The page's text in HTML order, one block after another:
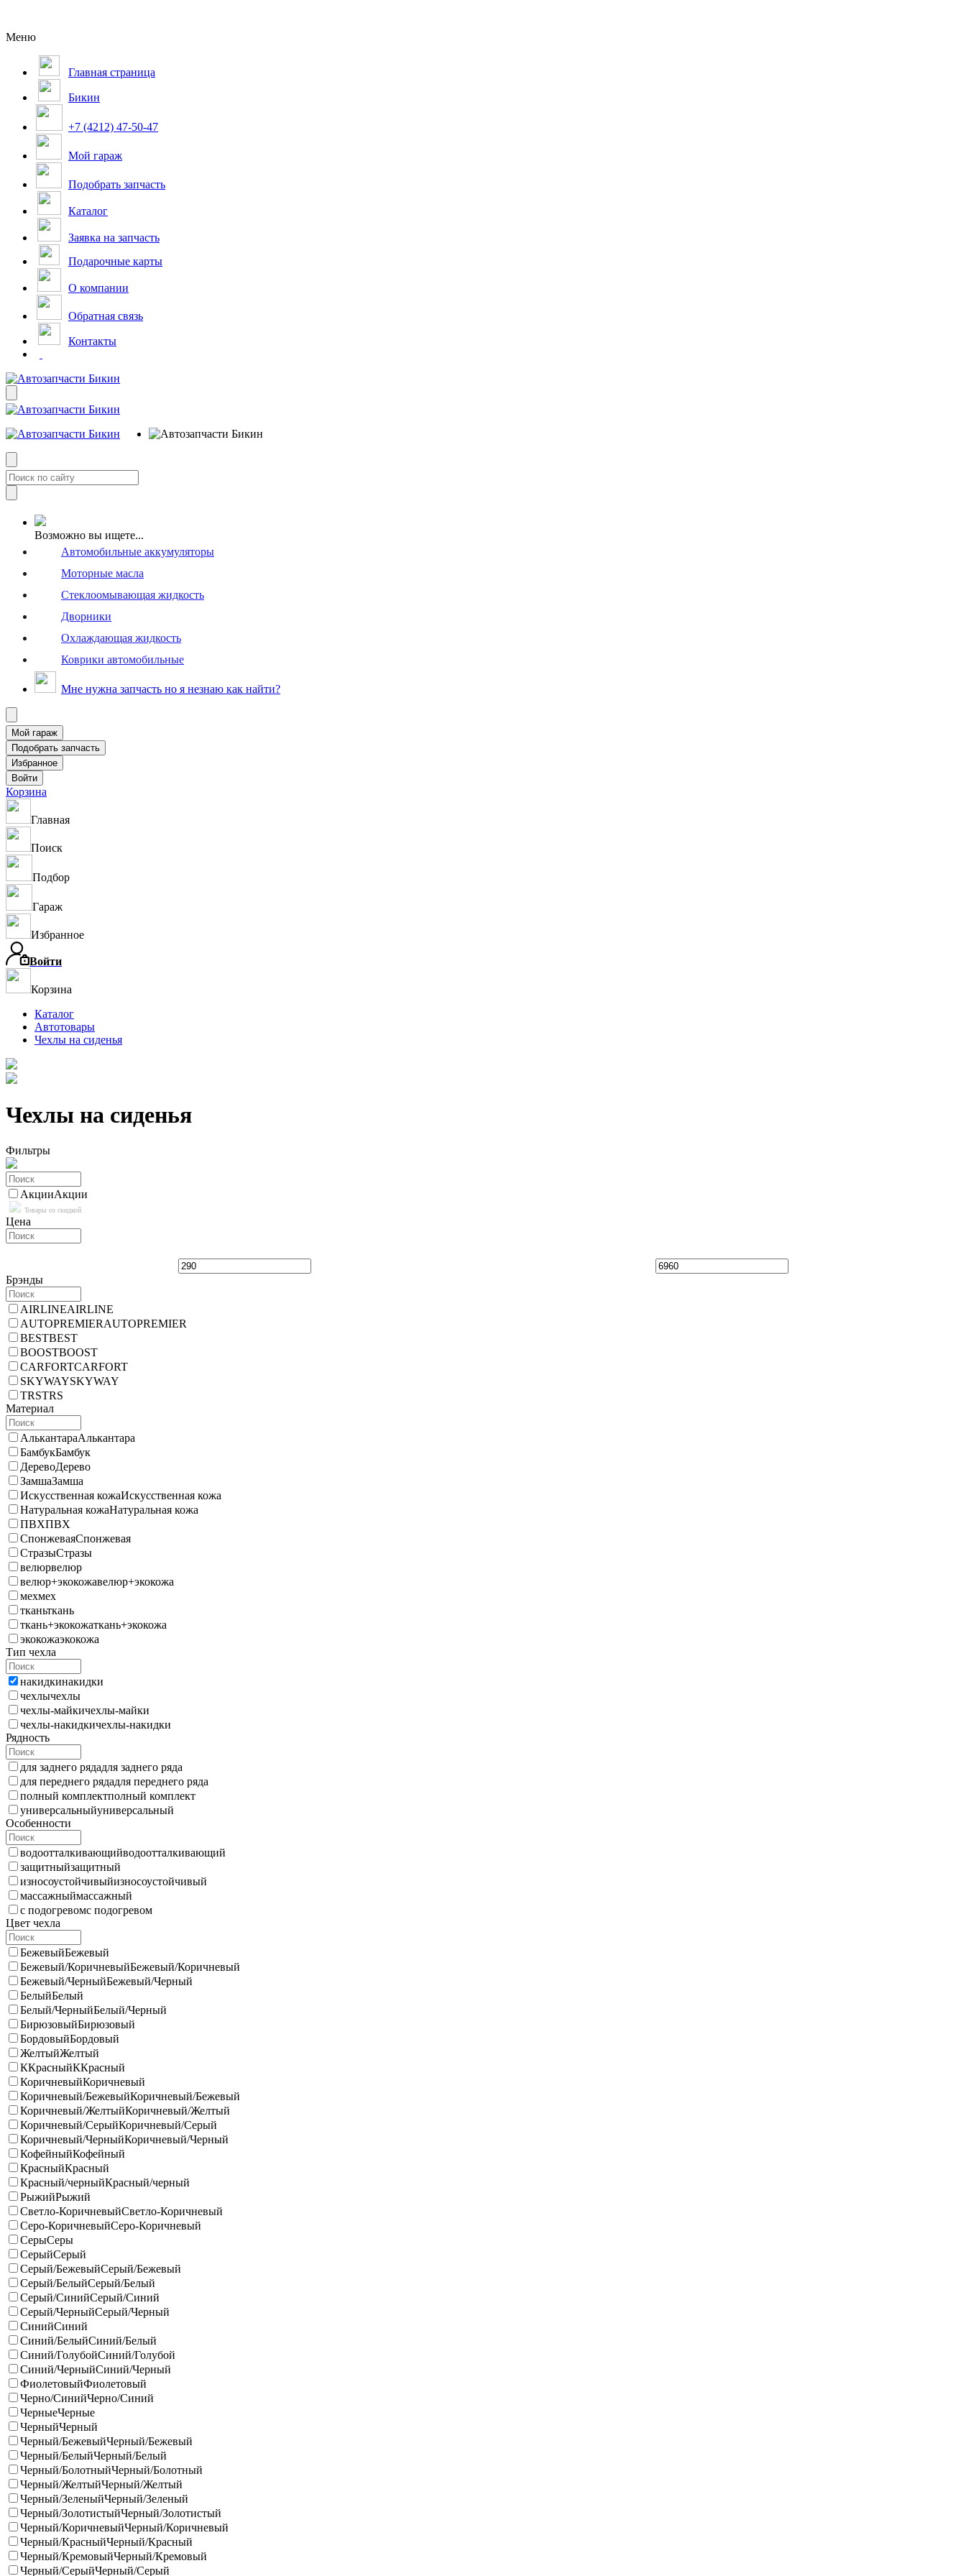
Меню
Главная страница
Бикин
+7 (4212) 47-50-47
Мой гараж
Подобрать запчасть
Каталог
Заявка на запчасть
Подарочные карты
О компании
Обратная связь
Контакты
Возможно вы ищете...
Автомобильные аккумуляторы
Моторные масла
Стеклоомывающая жидкость
Дворники
Охлаждающая жидкость
Коврики автомобильные
Мне нужна запчасть но я незнаю как найти?
Корзина
Главная
Поиск
Подбор
Гараж
Избранное
Войти
Корзина
Каталог
Автотовары
Чехлы на сиденья
Чехлы на сиденья
Фильтры
АкцииАкции
Товары со скидкой
Цена
Брэнды
AIRLINEAIRLINE
AUTOPREMIERAUTOPREMIER
BESTBEST
BOOSTBOOST
CARFORTCARFORT
SKYWAYSKYWAY
TRSTRS
Материал
АлькантараАлькантара
БамбукБамбук
ДеревоДерево
ЗамшаЗамша
Искусственная кожаИскусственная кожа
Натуральная кожаНатуральная кожа
ПВХПВХ
СпонжеваяСпонжевая
СтразыСтразы
велюрвелюр
велюр+экокожавелюр+экокожа
мехмех
тканьткань
ткань+экокожаткань+экокожа
экокожаэкокожа
Тип чехла
накидкинакидки
чехлычехлы
чехлы-майкичехлы-майки
чехлы-накидкичехлы-накидки
Рядность
для заднего рядадля заднего ряда
для переднего рядадля переднего ряда
полный комплектполный комплект
универсальныйуниверсальный
Особенности
водоотталкивающийводоотталкивающий
защитныйзащитный
износоустойчивыйизносоустойчивый
массажныймассажный
с подогревомс подогревом
Цвет чехла
БежевыйБежевый
Бежевый/КоричневыйБежевый/Коричневый
Бежевый/ЧерныйБежевый/Черный
БелыйБелый
Белый/ЧерныйБелый/Черный
БирюзовыйБирюзовый
БордовыйБордовый
ЖелтыйЖелтый
ККрасныйККрасный
КоричневыйКоричневый
Коричневый/БежевыйКоричневый/Бежевый
Коричневый/ЖелтыйКоричневый/Желтый
Коричневый/СерыйКоричневый/Серый
Коричневый/ЧерныйКоричневый/Черный
КофейныйКофейный
КрасныйКрасный
Красный/черныйКрасный/черный
РыжийРыжий
Светло-КоричневыйСветло-Коричневый
Серо-КоричневыйСеро-Коричневый
СерыСеры
СерыйСерый
Серый/БежевыйСерый/Бежевый
Серый/БелыйСерый/Белый
Серый/СинийСерый/Синий
Серый/ЧерныйСерый/Черный
СинийСиний
Синий/БелыйСиний/Белый
Синий/ГолубойСиний/Голубой
Синий/ЧерныйСиний/Черный
ФиолетовыйФиолетовый
Черно/СинийЧерно/Синий
ЧерныеЧерные
ЧерныйЧерный
Черный/БежевыйЧерный/Бежевый
Черный/БелыйЧерный/Белый
Черный/БолотныйЧерный/Болотный
Черный/ЖелтыйЧерный/Желтый
Черный/ЗеленыйЧерный/Зеленый
Черный/ЗолотистыйЧерный/Золотистый
Черный/КоричневыйЧерный/Коричневый
Черный/КрасныйЧерный/Красный
Черный/КремовыйЧерный/Кремовый
Черный/СерыйЧерный/Серый